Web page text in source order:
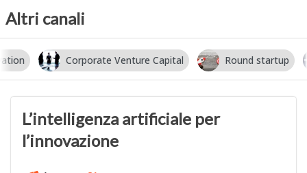
Altri canali
Corporate Venture Capital Round startup
L’intelligenza artificiale per
l’innovazione